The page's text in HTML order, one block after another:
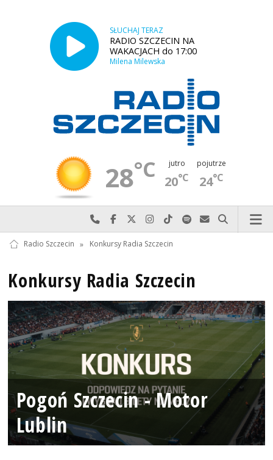
SŁUCHAJ TERAZ
RADIO SZCZECIN NA
WAKACJACH do 17:00
Milena Milewska
28°C jutro
20°C
pojutrze
24°C
Najlepiej po prostu do nas zadzwoń
Odwiedź nas na Facebook-u
Odwiedź nas na X
Odwiedź nas na Instagram-ie
Odwiedź nas na TikTok-u
Szukaj nas na Spotify
Wyślij do nas
Szukaj
Radio Szczecin » Konkursy Radia Szczecin
Konkursy Radia Szczecin
Pogoń Szczecin - Motor
Lublin